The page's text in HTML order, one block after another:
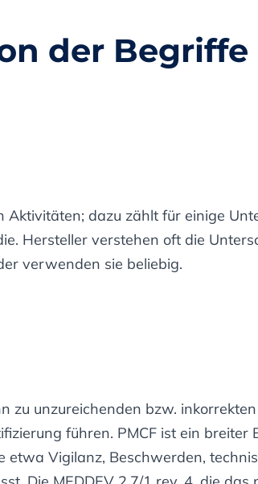
der Begriffe
Aktivitäten; dazu zählt für einige
Hersteller verstehen oft die
verwenden sie beliebig.
zu unzureichenden bzw.
führen. PMCF ist ein breiter
Vigilanz, Beschwerden,